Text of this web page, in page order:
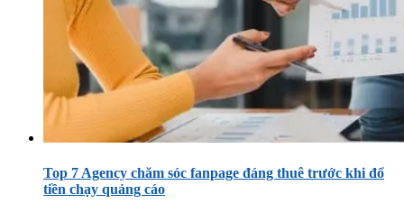
Top 7 Agency chăm sóc fanpage đáng thuê trước khi đổ
tiền chạy quảng cáo